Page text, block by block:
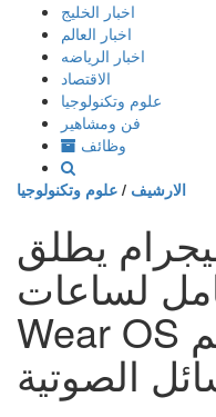
إذهب
المحتوى
اخبار الخليج
اخبار العالم
اخبار الرياضه
الاقتصاد
علوم وتكنولوجيا
فن ومشاهير
وظائف
الارشيف / علوم وتكنولوجيا
يطلق
لساعات
Wear OS مع دعم
الصوتية